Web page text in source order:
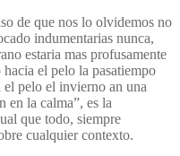
de que nos lo olvidemos no
indumentarias nunca,
estaria mas profusamente
el pelo la pasatiempo
el pelo el invierno an una
en la calma”, es la
que todo, siempre
cualquier contexto.